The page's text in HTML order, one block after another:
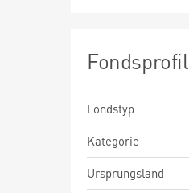
Fondsprofil
Fondstyp
Kategorie
Ursprungsland